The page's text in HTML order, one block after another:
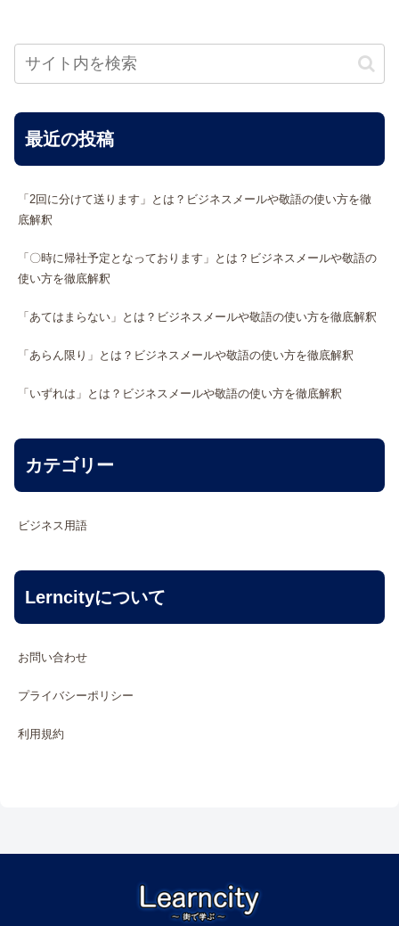
最近の投稿
「2回に分けて送ります」とは？ビジネスメールや敬語の使い方を徹
底解釈
「〇時に帰社予定となっております」とは？ビジネスメールや敬語の
使い方を徹底解釈
「あてはまらない」とは？ビジネスメールや敬語の使い方を徹底解釈
「あらん限り」とは？ビジネスメールや敬語の使い方を徹底解釈
「いずれは」とは？ビジネスメールや敬語の使い方を徹底解釈
カテゴリー
ビジネス用語
Lerncityについて
お問い合わせ
プライバシーポリシー
利用規約